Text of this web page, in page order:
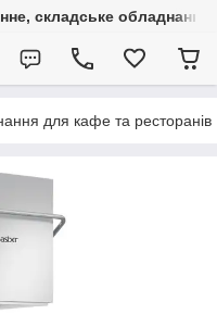
складське обладнання
для кафе та ресторанів